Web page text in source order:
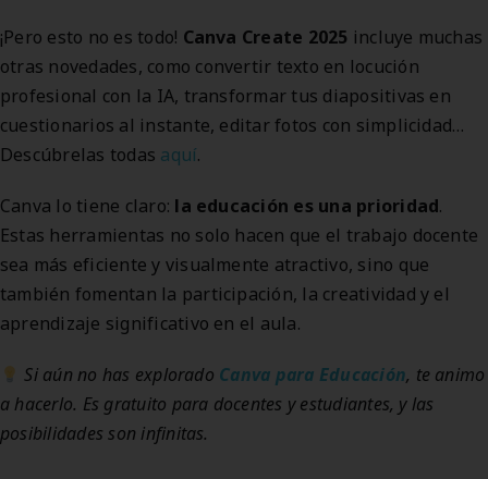
¡Pero esto no es todo! Canva Create 2025 incluye muchas
otras novedades, como convertir texto en locución
profesional con la IA, transformar tus diapositivas en
cuestionarios al instante, editar fotos con simplicidad…
Descúbrelas todas aquí.
Canva lo tiene claro: la educación es una prioridad.
Estas herramientas no solo hacen que el trabajo docente
sea más eficiente y visualmente atractivo, sino que
también fomentan la participación, la creatividad y el
aprendizaje significativo en el aula.
Si aún no has explorado Canva para Educación, te animo
a hacerlo. Es gratuito para docentes y estudiantes, y las
posibilidades son infinitas.